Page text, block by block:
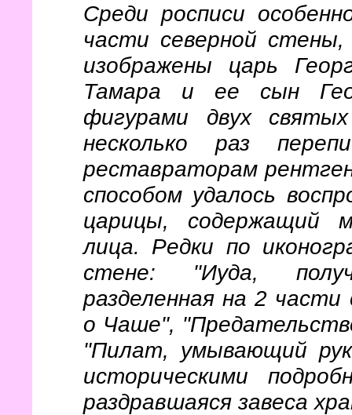
Среди росписи
части северной
изображены царь
Тамара и ее сын
фигурами двух
несколько раз
реставраторам
способом удалось
царицы, содержащий
лица. Редки по
стене: "Иуда,
разделенная на 2
о Чаше",
"Пилат, умывающий
историческими
раздравшаяся завеса